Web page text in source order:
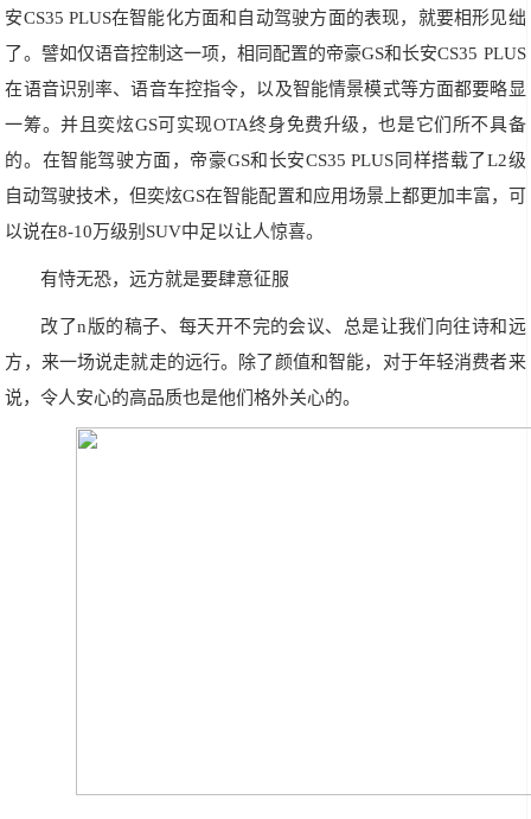
安CS35 PLUS在智能化方面和自动驾驶方面的表现，就要相形见绌
了。譬如仅语音控制这一项，相同配置的帝豪GS和长安CS35 PLUS
在语音识别率、语音车控指令，以及智能情景模式等方面都要略显
一筹。并且奕炫GS可实现OTA终身免费升级，也是它们所不具备
的。在智能驾驶方面，帝豪GS和长安CS35 PLUS同样搭载了L2级
自动驾驶技术，但奕炫GS在智能配置和应用场景上都更加丰富，可
以说在8-10万级别SUV中足以让人惊喜。
有恃无恐，远方就是要肆意征服
改了n版的稿子、每天开不完的会议、总是让我们向往诗和远
方，来一场说走就走的远行。除了颜值和智能，对于年轻消费者来
说，令人安心的高品质也是他们格外关心的。